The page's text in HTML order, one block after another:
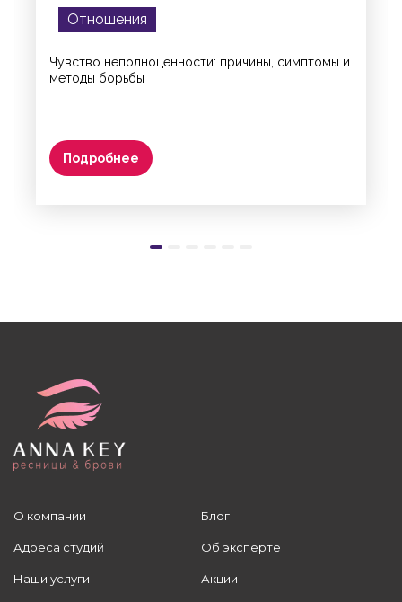
Отношения
Чувство неполноценности: причины, симптомы и
методы борьбы
Подробнее
О компании
Адреса студий
Наши услуги
Блог
Об эксперте
Акции